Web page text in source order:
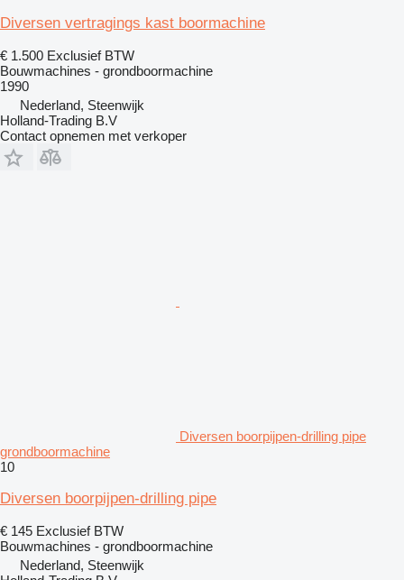
Diversen vertragings kast boormachine
€ 1.500 Exclusief BTW
Bouwmachines - grondboormachine
1990
Nederland, Steenwijk
Holland-Trading B.V
Contact opnemen met verkoper
Diversen boorpijpen-drilling pipe
grondboormachine
10
Diversen boorpijpen-drilling pipe
€ 145 Exclusief BTW
Bouwmachines - grondboormachine
Nederland, Steenwijk